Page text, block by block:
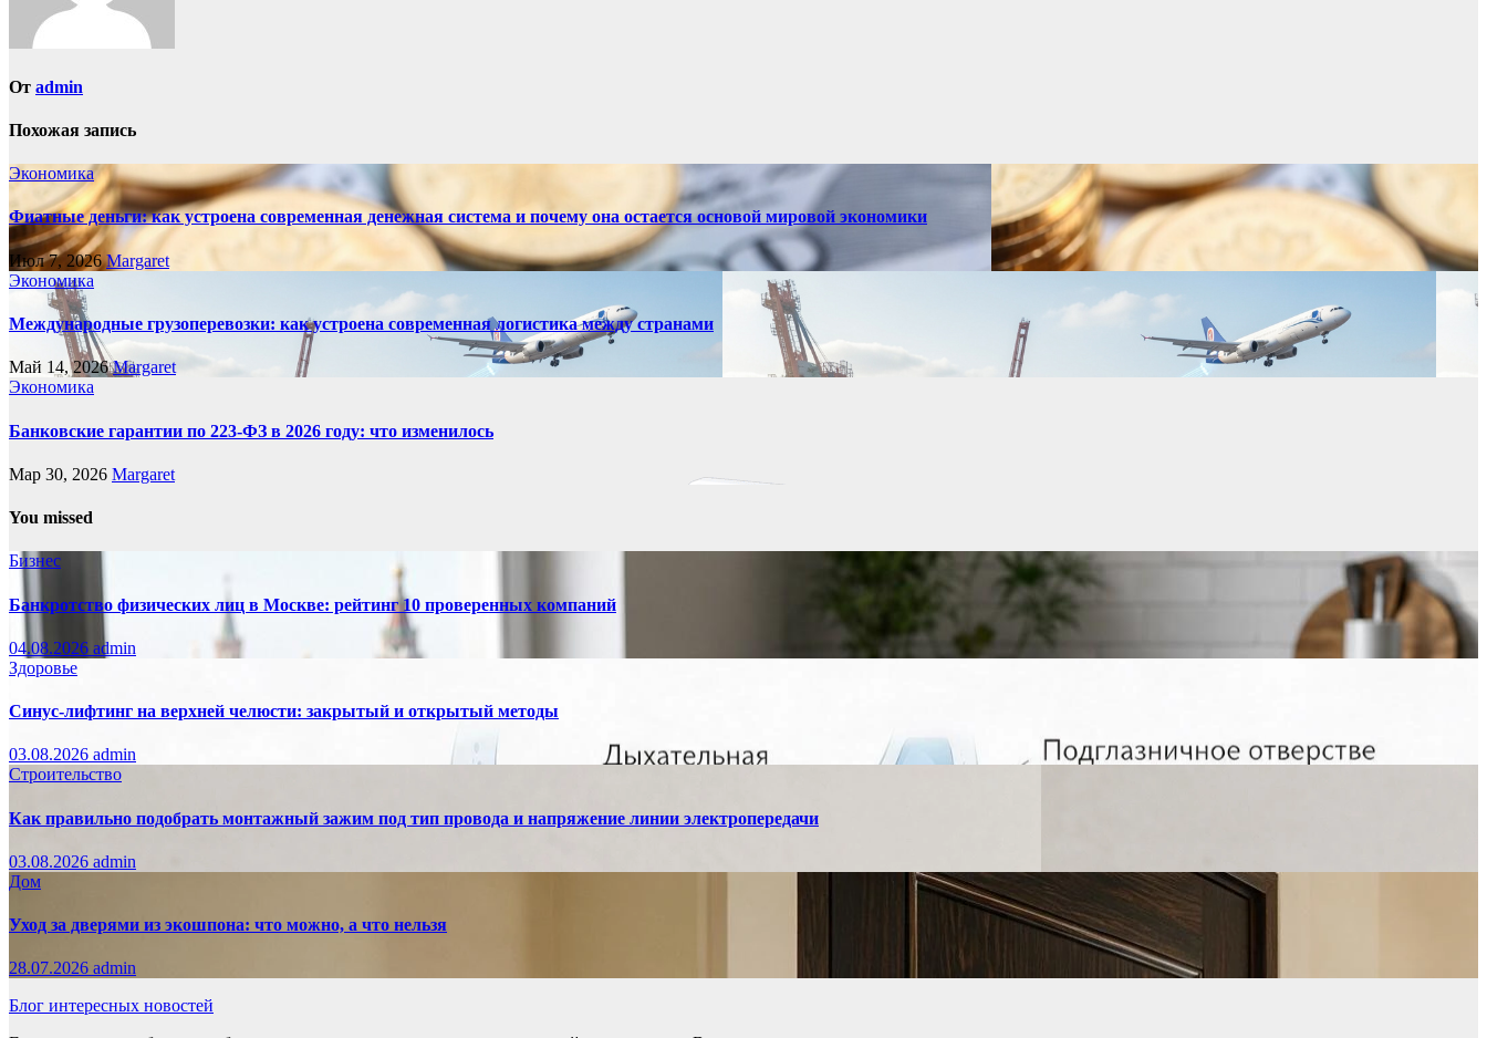
От admin
Похожая запись
Экономика
Фиатные деньги: как устроена современная денежная система и почему она остается основой мировой экономики
Июл 7, 2026Margaret
Экономика
Международные грузоперевозки: как устроена современная логистика между странами
Май 14, 2026Margaret
Экономика
Банковские гарантии по 223-ФЗ в 2026 году: что изменилось
Мар 30, 2026 Margaret
You missed
Бизнес
Банкротство физических лиц в Москве: рейтинг 10 проверенных компаний
04.08.2026 admin
Здоровье
Синус-лифтинг на верхней челюсти: закрытый и открытый методы
03.08.2026 admin
Строительство
Как правильно подобрать монтажный зажим под тип провода и напряжение линии электропередачи
03.08.2026 admin
Дом
Уход за дверями из экошпона: что можно, а что нельзя
28.07.2026 admin
Блог интересных новостей